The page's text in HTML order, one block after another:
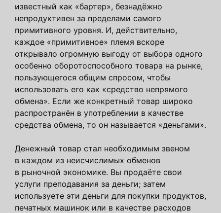
известный как «бартер», безнадёжно
непродуктивен за пределами самого
примитивного уровня. И, действительно,
каждое «примитивное» племя вскоре
открывало огромную выгоду от выбора одного
особенно оборотоспособного товара на рынке,
пользующегося общим спросом, чтобы
использовать его как «средство непрямого
обмена». Если же конкретный товар широко
распространён в употреблении в качестве
средства обмена, то он называется «деньгами».
Денежный товар стал необходимым звеном
в каждом из неисчислимых обменов
в рыночной экономике. Вы продаёте свои
услуги преподавания за деньги; затем
используете эти деньги для покупки продуктов,
печатных машинок или в качестве расходов